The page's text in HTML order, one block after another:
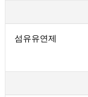
섬유유연제